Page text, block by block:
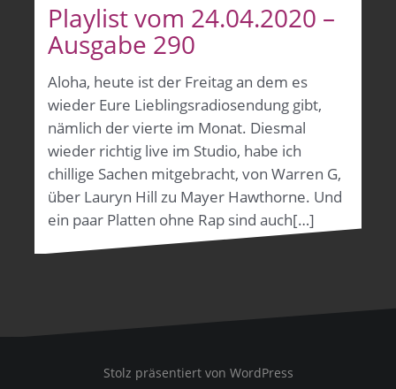
Playlist vom 24.04.2020 –
Ausgabe 290
Aloha, heute ist der Freitag an dem es
wieder Eure Lieblingsradiosendung gibt,
nämlich der vierte im Monat. Diesmal
wieder richtig live im Studio, habe ich
chillige Sachen mitgebracht, von Warren G,
über Lauryn Hill zu Mayer Hawthorne. Und
ein paar Platten ohne Rap sind auch[…]
Stolz präsentiert von WordPress